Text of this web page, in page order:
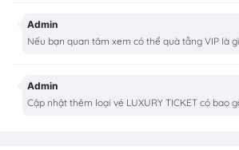
Admin
Nếu bạn quan tâm xem có thể quà tằng VIP là gì,
Admin
Cập nhật thêm loại vé LUXURY TICKET có bao